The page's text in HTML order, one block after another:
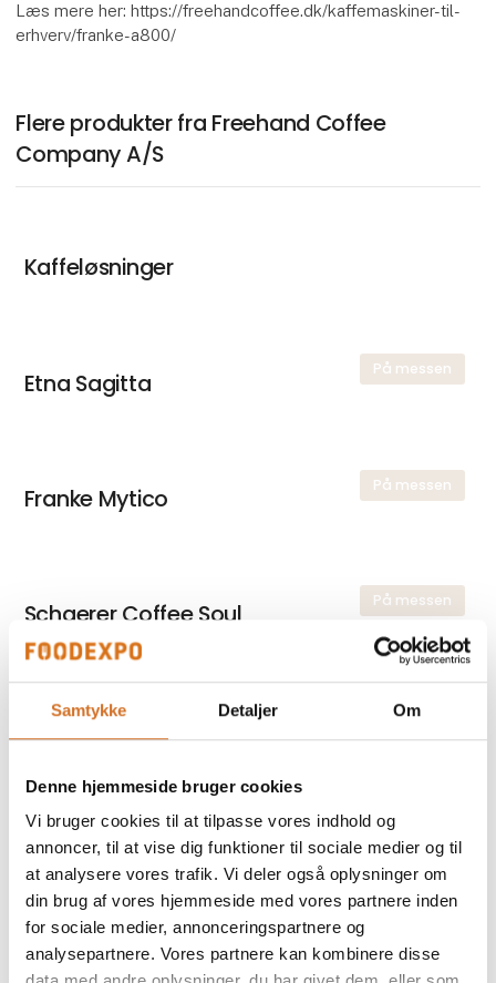
Samtykke Detaljer Om
Denne hjemmeside bruger cookies
Vi bruger cookies til at tilpasse vores indhold og
annoncer, til at vise dig funktioner til sociale medier og til
at analysere vores trafik. Vi deler også oplysninger om
din brug af vores hjemmeside med vores partnere inden
for sociale medier, annonceringspartnere og
analysepartnere. Vores partnere kan kombinere disse
Læs mere her: https://freehandcoffee.dk/kaffemaskiner-til-
erhverv/franke-a800/
Flere produkter fra Freehand Coffee
Company A/S
Kaffeløsninger
På messen
Etna Sagitta
På messen
Franke Mytico
På messen
Schaerer Coffee Soul
På messen
Verdenspræmiere på ny kaffemaskine
På messen
PURO Organic Dark Roast